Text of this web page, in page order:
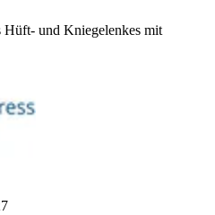
Hüft- und Kniegelenkes mit